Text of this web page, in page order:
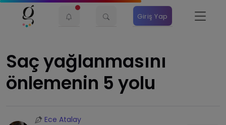
Giriş Yap
Saç yağlanmasını
önlemenin 5 yolu
Ece Atalay